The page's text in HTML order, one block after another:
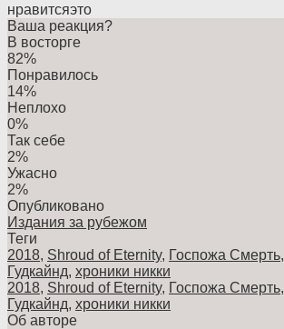
нравитсяэто
Ваша реакция?
В восторге
82%
Понравилось
14%
Неплохо
0%
Так себе
2%
Ужасно
2%
Опубликовано
Издания за рубежом
Теги
2018, Shroud of Eternity, Госпожа Смерть,
Гудкайнд, хроники никки
2018, Shroud of Eternity, Госпожа Смерть,
Гудкайнд, хроники никки
Об авторе